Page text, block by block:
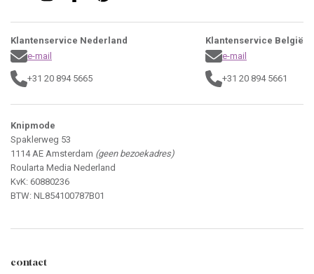
Klantenservice Nederland
e-mail
+31 20 894 5665
Klantenservice België
e-mail
+31 20 894 5661
Knipmode
Spaklerweg 53
1114 AE Amsterdam (geen bezoekadres)
Roularta Media Nederland
KvK: 60880236
BTW: NL854100787B01
contact